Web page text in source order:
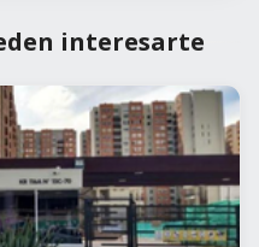
interesarte